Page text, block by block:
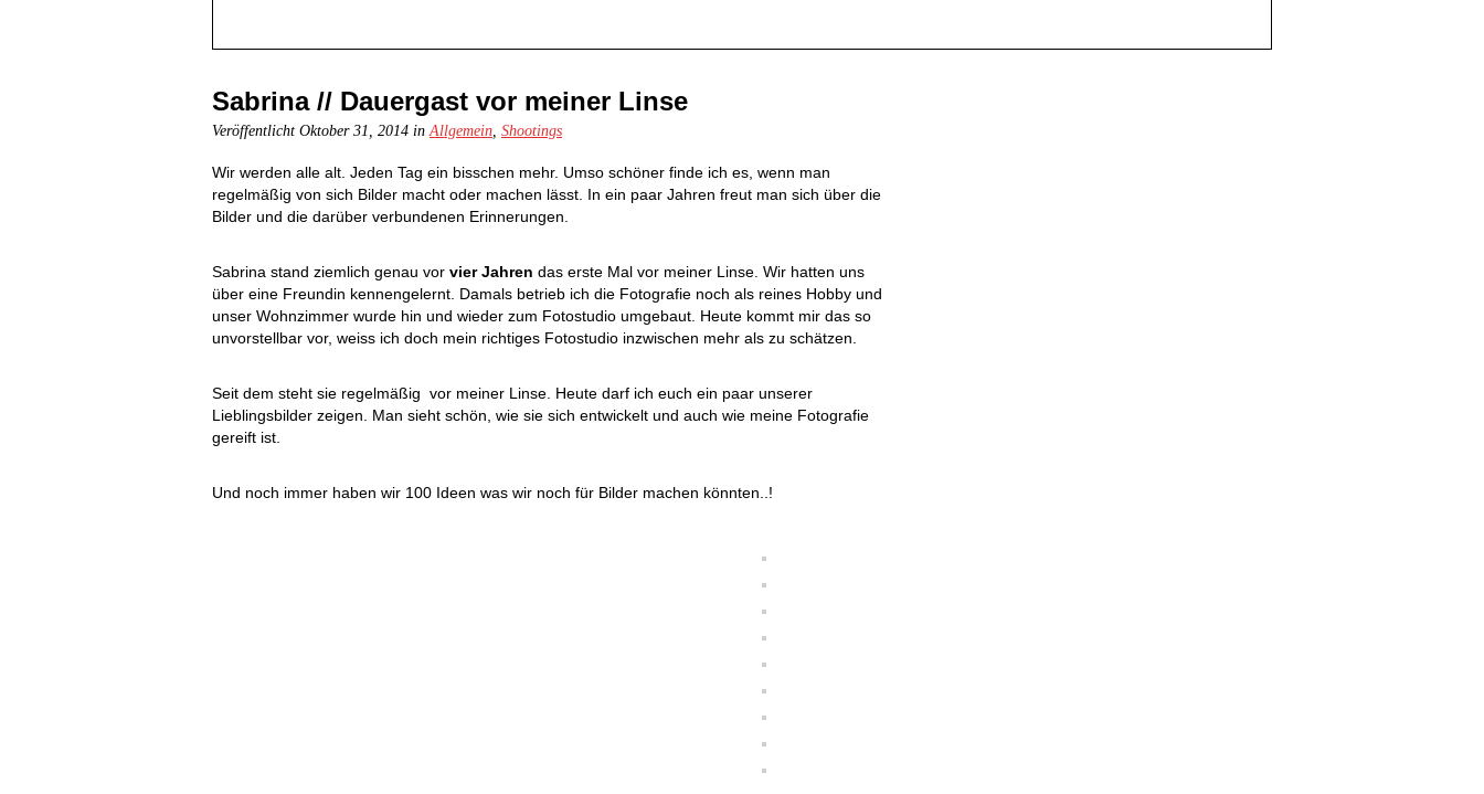
Sabrina // Dauergast vor meiner Linse
Veröffentlicht Oktober 31, 2014 inAllgemein, Shootings
Wir werden alle alt. Jeden Tag ein bisschen mehr. Umso schöner finde ich es, wenn man
regelmäßig von sich Bilder macht oder machen lässt. In ein paar Jahren freut man sich über die
Bilder und die darüber verbundenen Erinnerungen.
Sabrina stand ziemlich genau vor vier Jahren das erste Mal vor meiner Linse. Wir hatten uns
über eine Freundin kennengelernt. Damals betrieb ich die Fotografie noch als reines Hobby und
unser Wohnzimmer wurde hin und wieder zum Fotostudio umgebaut. Heute kommt mir das so
unvorstellbar vor, weiss ich doch mein richtiges Fotostudio inzwischen mehr als zu schätzen.
Seit dem steht sie regelmäßig vor meiner Linse. Heute darf ich euch ein paar unserer
Lieblingsbilder zeigen. Man sieht schön, wie sie sich entwickelt und auch wie meine Fotografie
gereift ist.
Und noch immer haben wir 100 Ideen was wir noch für Bilder machen könnten..!